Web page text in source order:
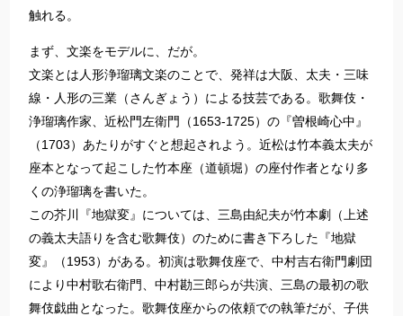
触れる。
まず、文楽をモデルに、だが。
文楽とは人形浄瑠璃文楽のことで、発祥は大阪、太夫・三味
線・人形の三業（さんぎょう）による技芸である。歌舞伎・
浄瑠璃作家、近松門左衛門（1653-1725）の『曽根崎心中』
（1703）あたりがすぐと想起されよう。近松は竹本義太夫が
座本となって起こした竹本座（道頓堀）の座付作者となり多
くの浄瑠璃を書いた。
この芥川『地獄変』については、三島由紀夫が竹本劇（上述
の義太夫語りを含む歌舞伎）のために書き下ろした『地獄
変』（1953）がある。初演は歌舞伎座で、中村吉右衛門劇団
により中村歌右衛門、中村勘三郎らが共演、三島の最初の歌
舞伎戯曲となった。歌舞伎座からの依頼での執筆だが、子供